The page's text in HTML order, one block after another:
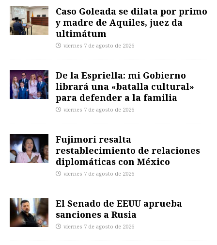
Caso Goleada se dilata por primo
y madre de Aquiles, juez da
ultimátum
viernes 7 de agosto de 2026
De la Espriella: mi Gobierno
librará una «batalla cultural»
para defender a la familia
viernes 7 de agosto de 2026
Fujimori resalta
restablecimiento de relaciones
diplomáticas con México
viernes 7 de agosto de 2026
El Senado de EEUU aprueba
sanciones a Rusia
viernes 7 de agosto de 2026